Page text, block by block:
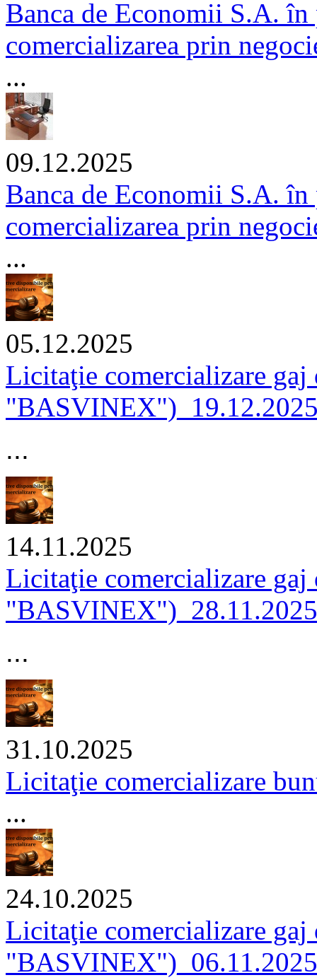
Banca de Economii S.A.
comercializarea prin
...
09.12.2025
Banca de Economii S.A.
comercializarea prin
...
05.12.2025
Licitaţie comercializare
...
14.11.2025
Licitaţie comercializare
"BASVINEX")_28.11.2025
...
31.10.2025
Licitaţie comercializare
...
24.10.2025
Licitaţie comercializare
"BASVINEX")_06.11.2025